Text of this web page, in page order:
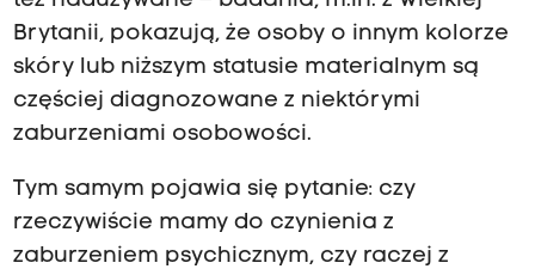
Brytanii, pokazują, że osoby o innym kolorze
skóry lub niższym statusie materialnym są
częściej diagnozowane z niektórymi
zaburzeniami osobowości.
Tym samym pojawia się pytanie: czy
rzeczywiście mamy do czynienia z
zaburzeniem psychicznym, czy raczej z